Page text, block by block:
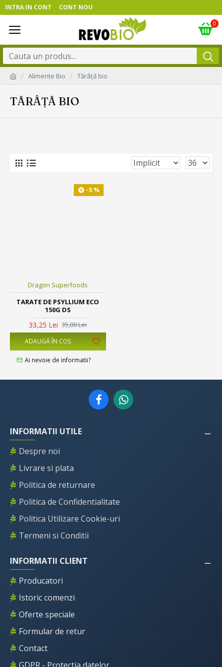
INTRA IN CONT CONT NOU
0
Alimente Bio Tărâță bio
TĂRÂȚĂ BIO
-5 %
Dragon Superfoods
TARATE DE PSYLLIUM ECO
150G DS
33,25 Lei 35,00 Lei
ADAUGĂ ÎN COŞ
Ai nevoie de informatii?
INFORMATII UTILE
Despre noi
Livrare si plata
Politica de returnare
Politica de Confidentialitate
Politica Utilizare Cookie-uri
Termeni si Conditii
INFORMATII CLIENT
Producatori
Istoric comenzi
Oferte speciale
Formular de retur
Contact